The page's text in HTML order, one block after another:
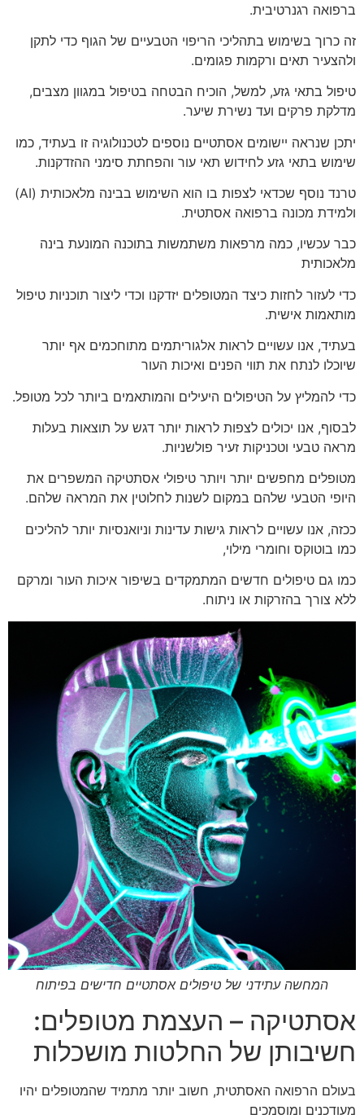
ברפואה רגנרטיבית.
זה כרוך בשימוש בתהליכי הריפוי הטבעיים של הגוף כדי לתקן
ולהצעיר תאים ורקמות פגומים.
טיפול בתאי גזע, למשל, הוכיח הבטחה בטיפול במגוון מצבים,
מדלקת פרקים ועד נשירת שיער.
יתכן שנראה יישומים אסתטיים נוספים לטכנולוגיה זו בעתיד, כמו
שימוש בתאי גזע לחידוש תאי עור והפחתת סימני ההזדקנות.
טרנד נוסף שכדאי לצפות בו הוא השימוש בבינה מלאכותית (AI)
ולמידת מכונה ברפואה אסתטית.
כבר עכשיו, כמה מרפאות משתמשות בתוכנה המונעת בינה
מלאכותית
כדי לעזור לחזות כיצד המטופלים יזדקנו וכדי ליצור תוכניות טיפול
מותאמות אישית.
בעתיד, אנו עשויים לראות אלגוריתמים מתוחכמים אף יותר
שיוכלו לנתח את תווי הפנים ואיכות העור
כדי להמליץ על הטיפולים היעילים והמותאמים ביותר לכל מטופל.
לבסוף, אנו יכולים לצפות לראות יותר דגש על תוצאות בעלות
מראה טבעי וטכניקות זעיר פולשניות.
מטופלים מחפשים יותר ויותר טיפולי אסתטיקה המשפרים את
היופי הטבעי שלהם במקום לשנות לחלוטין את המראה שלהם.
ככזה, אנו עשויים לראות גישות עדינות וניואנסיות יותר להליכים
כמו בוטוקס וחומרי מילוי,
כמו גם טיפולים חדשים המתמקדים בשיפור איכות העור ומרקם
ללא צורך בהזרקות או ניתוח.
המחשה עתידני של טיפולים אסתטיים חדישים בפיתוח
אסתטיקה – העצמת מטופלים:
חשיבותן של החלטות מושכלות
בעולם הרפואה האסתטית, חשוב יותר מתמיד שהמטופלים יהיו
מעודכנים ומוסמכים